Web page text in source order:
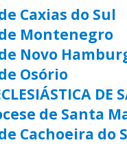
Caxias do Sul
Montenegro
Novo
Osório
DE
de Santa
Cachoeira do